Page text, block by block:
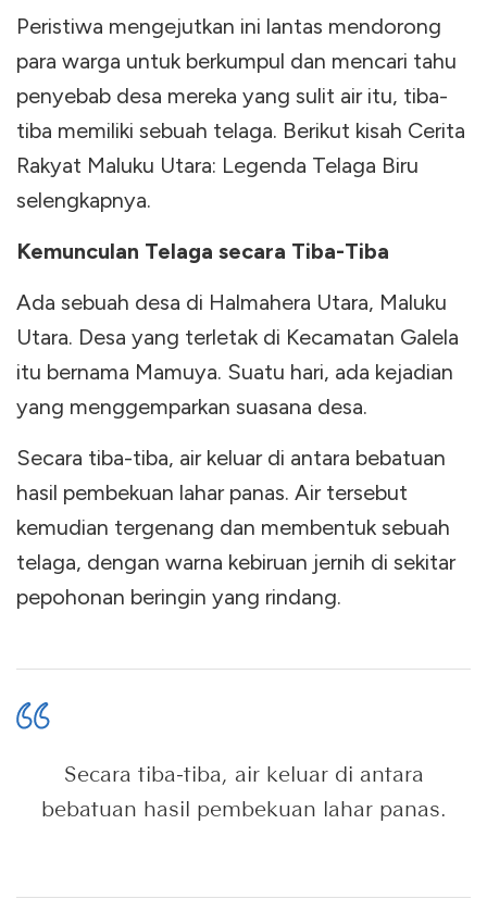
Peristiwa mengejutkan ini lantas mendorong
para warga untuk berkumpul dan mencari tahu
penyebab desa mereka yang sulit air itu, tiba-
tiba memiliki sebuah telaga. Berikut kisah Cerita
Rakyat Maluku Utara: Legenda Telaga Biru
selengkapnya.
Kemunculan Telaga secara Tiba-Tiba
Ada sebuah desa di Halmahera Utara, Maluku
Utara. Desa yang terletak di Kecamatan Galela
itu bernama Mamuya. Suatu hari, ada kejadian
yang menggemparkan suasana desa.
Secara tiba-tiba, air keluar di antara bebatuan
hasil pembekuan lahar panas. Air tersebut
kemudian tergenang dan membentuk sebuah
telaga, dengan warna kebiruan jernih di sekitar
pepohonan beringin yang rindang.
Secara tiba-tiba, air keluar di antara
bebatuan hasil pembekuan lahar panas.